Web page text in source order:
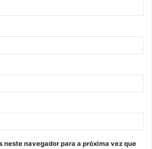
neste navegador para a próxima vez que